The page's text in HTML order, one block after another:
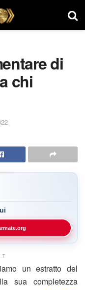
di
chi
un estratto del
sua completezza